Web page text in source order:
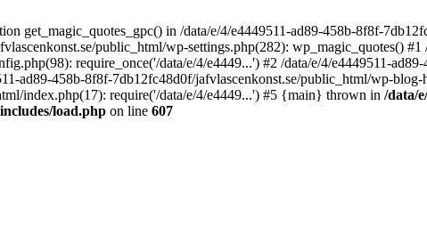
get_magic_quotes_gpc() in /data/e/4/e4449511-ad89-458b-8f8f-
public_html/wp-settings.php(282): wp_magic_quotes()
require_once('/data/e/4/e4449...') #2 /data/e/4/e4449511-
ad89-458b-8f8f-7db12fc48d0f/jafvlascenkonst.se/public_html/wp-
index.php(17): require('/data/e/4/e4449...') #5 {main} thrown in /data/
load.php on line 607